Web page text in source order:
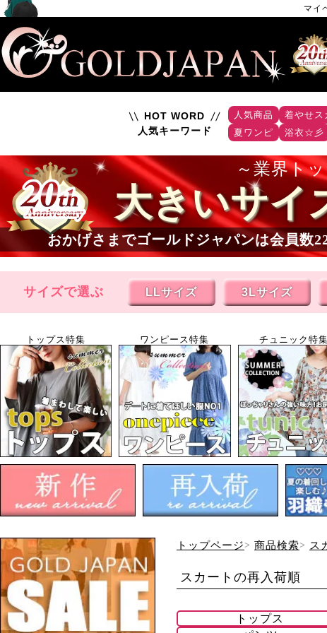
マイ
HOT WORD
人気キーワード
人気商品 着やせス
夏ワンピ
浴衣☆彡
業界ト
大きいサイ
おかげさまでゴールドジャパンは会員数
サイズで選ぶ LLサイズ 3Lサイズ
トップス特集 ワンピース特集 チュニック特集
トップページ 商品検索 ス
スカートの再入荷順
トップス